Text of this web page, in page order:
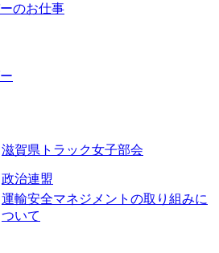
のお仕事
滋賀県トラック女子部会
政治連盟
運輸安全マネジメントの取り組みに
ついて